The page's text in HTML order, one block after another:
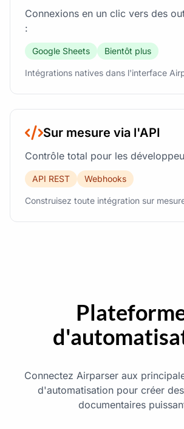
Connexions en un clic vers des
:
Google Sheets Bientôt plus
Intégrations natives dans l'interface
Sur mesure via l'API
Contrôle total pour les
API REST Webhooks
Construisez toute intégration sur
Connectez Airparser aux
d'automatisation pour créer
documentaires